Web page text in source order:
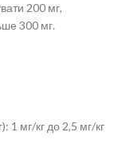
200 мг,
300 мг.
1 мг/кг до 2,5 мг/кг